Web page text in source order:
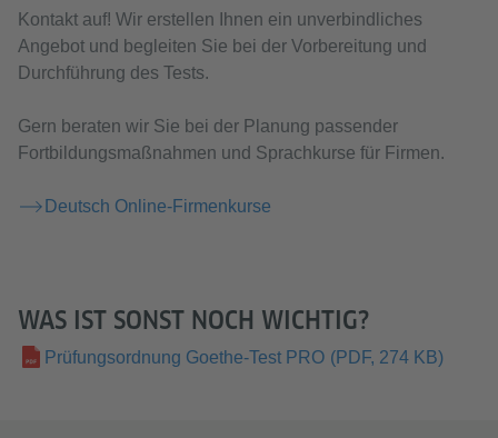
Kontakt auf! Wir erstellen Ihnen ein unverbindliches
Angebot und begleiten Sie bei der Vorbereitung und
Durchführung des Tests.
Gern beraten wir Sie bei der Planung passender
Fortbildungsmaßnahmen und Sprachkurse für Firmen.
Deutsch Online-Firmenkurse
WAS IST SONST NOCH WICHTIG?
Prüfungsordnung Goethe-Test PRO (PDF, 274 KB)